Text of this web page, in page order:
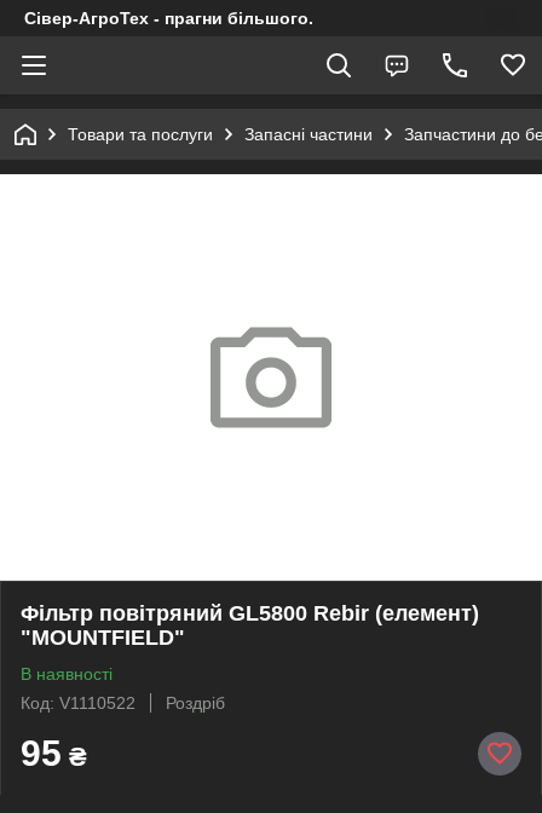
Сівер-АгроТех - прагни більшого.
Товари та послуги Запасні частини Запчастини до
Фільтр повітряний GL5800 Rebir (елемент)
"MOUNTFIELD"
В наявності
Код: V1110522
Роздріб
95 ₴